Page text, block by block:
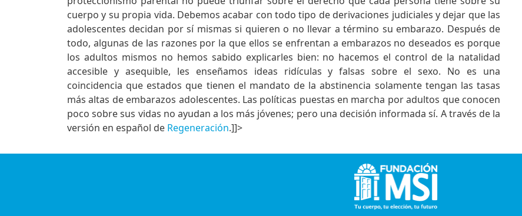
cuerpo y su propia vida. Debemos acabar con todo tipo de derivaciones judiciales y dejar que las
adolescentes decidan por sí mismas si quieren o no llevar a término su embarazo. Después de
todo, algunas de las razones por la que ellos se enfrentan a embarazos no deseados es porque
los adultos mismos no hemos sabido explicarles bien: no hacemos el control de la natalidad
accesible y asequible, les enseñamos ideas ridículas y falsas sobre el sexo. No es una
coincidencia que estados que tienen el mandato de la abstinencia solamente tengan las tasas
más altas de embarazos adolescentes. Las políticas puestas en marcha por adultos que conocen
poco sobre sus vidas no ayudan a los más jóvenes; pero una decisión informada sí. A través de la
versión en español de Regeneración.]]>